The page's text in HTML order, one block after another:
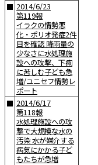
■ 2014/6/23
第119報
イラクの情勢悪
化・ポリオ発症2件
目を確認 降雨量の
少なさに水処理施
設への攻撃、下痢
に苦しむ子ども急
増/ユニセフ情勢レ
ポート
■ 2014/6/17
第118報
水処理施設への攻
撃で大規模な水の
汚染 水が媒介する
病気にかかる子ど
もたちが急増